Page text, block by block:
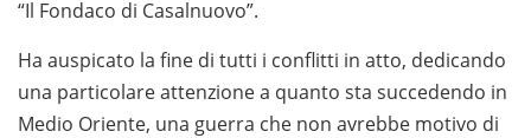
“Il Fondaco di Casalnuovo”.
Ha auspicato la fine di tutti i conflitti in atto, dedicando
una particolare attenzione a quanto sta succedendo in
Medio Oriente, una guerra che non avrebbe motivo di